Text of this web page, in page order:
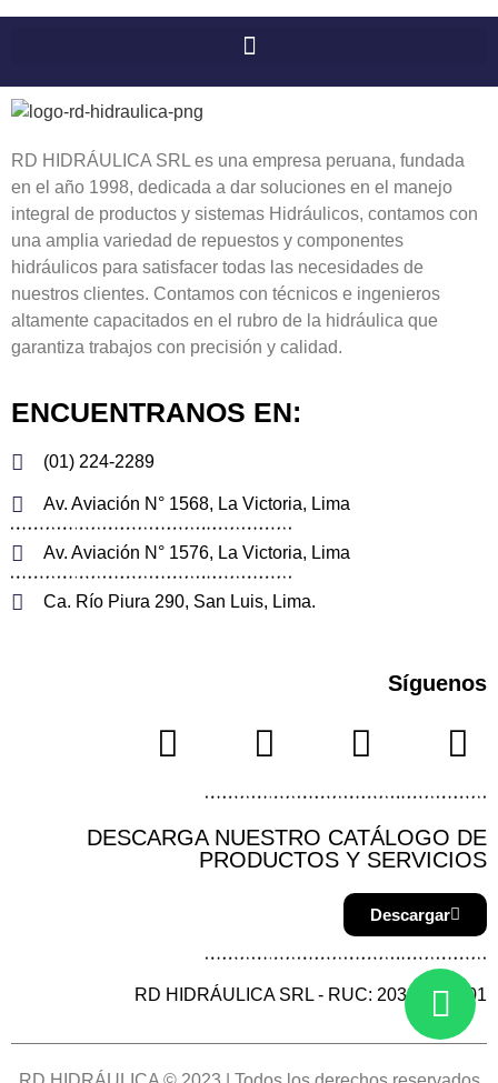
RD HIDRÁULICA SRL es una empresa peruana, fundada
en el año 1998, dedicada a dar soluciones en el manejo
integral de productos y sistemas Hidráulicos, contamos con
una amplia variedad de repuestos y componentes
hidráulicos para satisfacer todas las necesidades de
nuestros clientes. Contamos con técnicos e ingenieros
altamente capacitados en el rubro de la hidráulica que
garantiza trabajos con precisión y calidad.
ENCUENTRANOS EN:
(01) 224-2289
Av. Aviación N° 1568, La Victoria, Lima
Av. Aviación N° 1576, La Victoria, Lima
Ca. Río Piura 290, San Luis, Lima.
Síguenos
DESCARGA NUESTRO CATÁLOGO DE
PRODUCTOS Y SERVICIOS
Descargar
RD HIDRÁULICA SRL - RUC: 20387144901